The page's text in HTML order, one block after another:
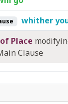
whither
Place
Clause